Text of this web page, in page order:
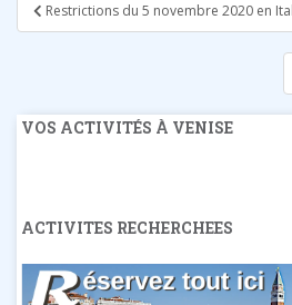
de
Restrictions du 5 novembre 2020 en
VOS ACTIVITÉS À VENISE
ACTIVITES RECHERCHEES